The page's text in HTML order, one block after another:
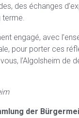
des échanges
terme.
engagé, avec
pour porter ces
l’Algolsheim de
der